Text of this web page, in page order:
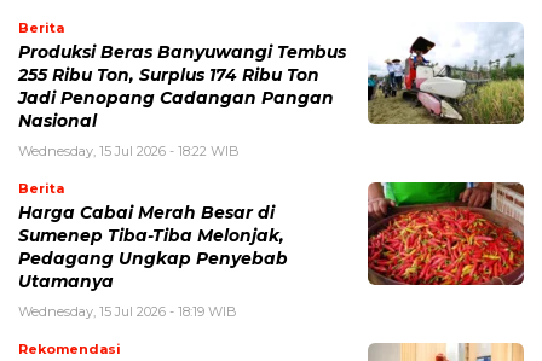
Berita
Produksi Beras Banyuwangi Tembus
255 Ribu Ton, Surplus 174 Ribu Ton
Jadi Penopang Cadangan Pangan
Nasional
Wednesday, 15 Jul 2026 - 18:22 WIB
Berita
Harga Cabai Merah Besar di
Sumenep Tiba-Tiba Melonjak,
Pedagang Ungkap Penyebab
Utamanya
Wednesday, 15 Jul 2026 - 18:19 WIB
Rekomendasi